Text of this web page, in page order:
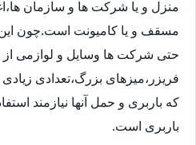
منزل و یا شرکت ها و سازمان
مسقف و یا کامیونت است.چون این
حتی شرکت ها وسایل و لوازمی از
فریزر،میزهای بزرگ،تعدادی
که باربری و حمل آنها نیازمند
باربری است.